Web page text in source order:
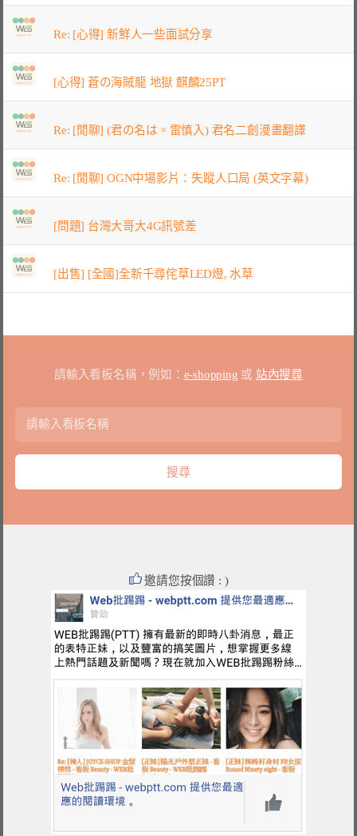
Re: [心得] 新鮮人一些面試分享
[心得] 蒼の海賊龍 地獄 麒麟25PT
Re: [閒聊] (君の名は。雷慎入) 君名二創漫畫翻譯
Re: [閒聊] OGN中場影片：失蹤人口局 (英文字幕)
[問題] 台灣大哥大4G訊號差
[出售] [全國]全新千尋侘草LED燈, 水草
請輸入看板名稱，例如： e-shopping 或 站內搜尋
邀請您按個讚 : )